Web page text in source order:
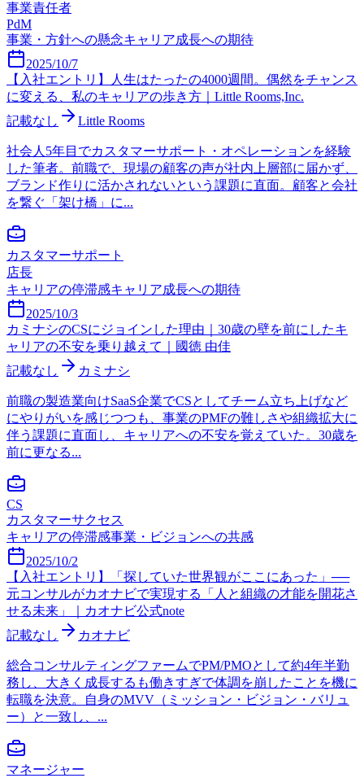
事業責任者
PdM
事業・方針への懸念キャリア成長への期待
2025/10/7
【入社エントリ】人生はたったの4000週間。偶然をチャンス
に変える、私のキャリアの歩き方｜Little Rooms,Inc.
記載なし
Little Rooms
社会人5年目でカスタマーサポート・オペレーションを経験
した筆者。前職で、現場の顧客の声が社内上層部に届かず、
ブランド作りに活かされないという課題に直面。顧客と会社
を繋ぐ「架け橋」に...
カスタマーサポート
店長
キャリアの停滞感キャリア成長への期待
2025/10/3
カミナシのCSにジョインした理由｜30歳の壁を前にしたキ
ャリアの不安を乗り越えて｜國徳 由佳
記載なし
カミナシ
前職の製造業向けSaaS企業でCSとしてチーム立ち上げなど
にやりがいを感じつつも、事業のPMFの難しさや組織拡大に
伴う課題に直面し、キャリアへの不安を覚えていた。30歳を
前に更なる...
CS
カスタマーサクセス
キャリアの停滞感事業・ビジョンへの共感
2025/10/2
【入社エントリ】「探していた世界観がここにあった」──
元コンサルがカオナビで実現する「人と組織の才能を開花さ
せる未来」｜カオナビ公式note
記載なし
カオナビ
総合コンサルティングファームでPM/PMOとして約4年半勤
務し、大きく成長するも働きすぎで体調を崩したことを機に
転職を決意。自身のMVV（ミッション・ビジョン・バリュ
ー）と一致し、...
マネージャー